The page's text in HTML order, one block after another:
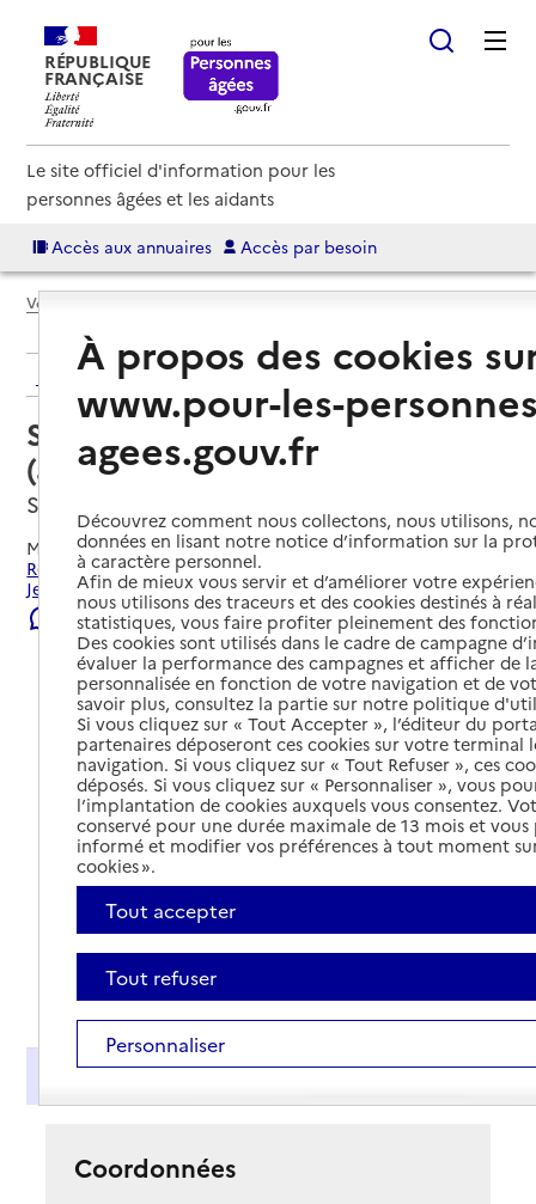
RÉPUBLIQUE
FRANÇAISE
Le site officiel d'information pour les
personnes âgées et les aidants
Accès aux annuaires Accès par besoin
Voir le fil d’Ariane
Retour aux résultats de l'annuaire
Service autonomie à domicile
(aide) – AC Services
Saint-Jean, HAUTE-GARONNE
Mis à jour le06/08/2026
Rechercher les établissements et services autour de Saint-
Jean.
Signaler une erreur
Présentation
Coordonnées
À propos des cookies
www.pour-les-
agees.gouv.fr
Découvrez comment nous collectons, nous utilisons,
données en lisant notre notice d’information sur la
à caractère personnel.
Afin de mieux vous servir et d’améliorer votre
nous utilisons des traceurs et des cookies destinés à
statistiques, vous faire profiter pleinement des
Des cookies sont utilisés dans le cadre de campagne
évaluer la performance des campagnes et afficher de
personnalisée en fonction de votre navigation et de
savoir plus, consultez la partie sur notre politique
Si vous cliquez sur « Tout Accepter », l’éditeur du
partenaires déposeront ces cookies sur votre terminal
navigation. Si vous cliquez sur « Tout Refuser », ces
déposés. Si vous cliquez sur « Personnaliser », vous
l’implantation de cookies auxquels vous consentez.
conservé pour une durée maximale de 13 mois et
informé et modifier vos préférences à tout moment
cookies ».
Tout accepter
Tout refuser
Personnaliser